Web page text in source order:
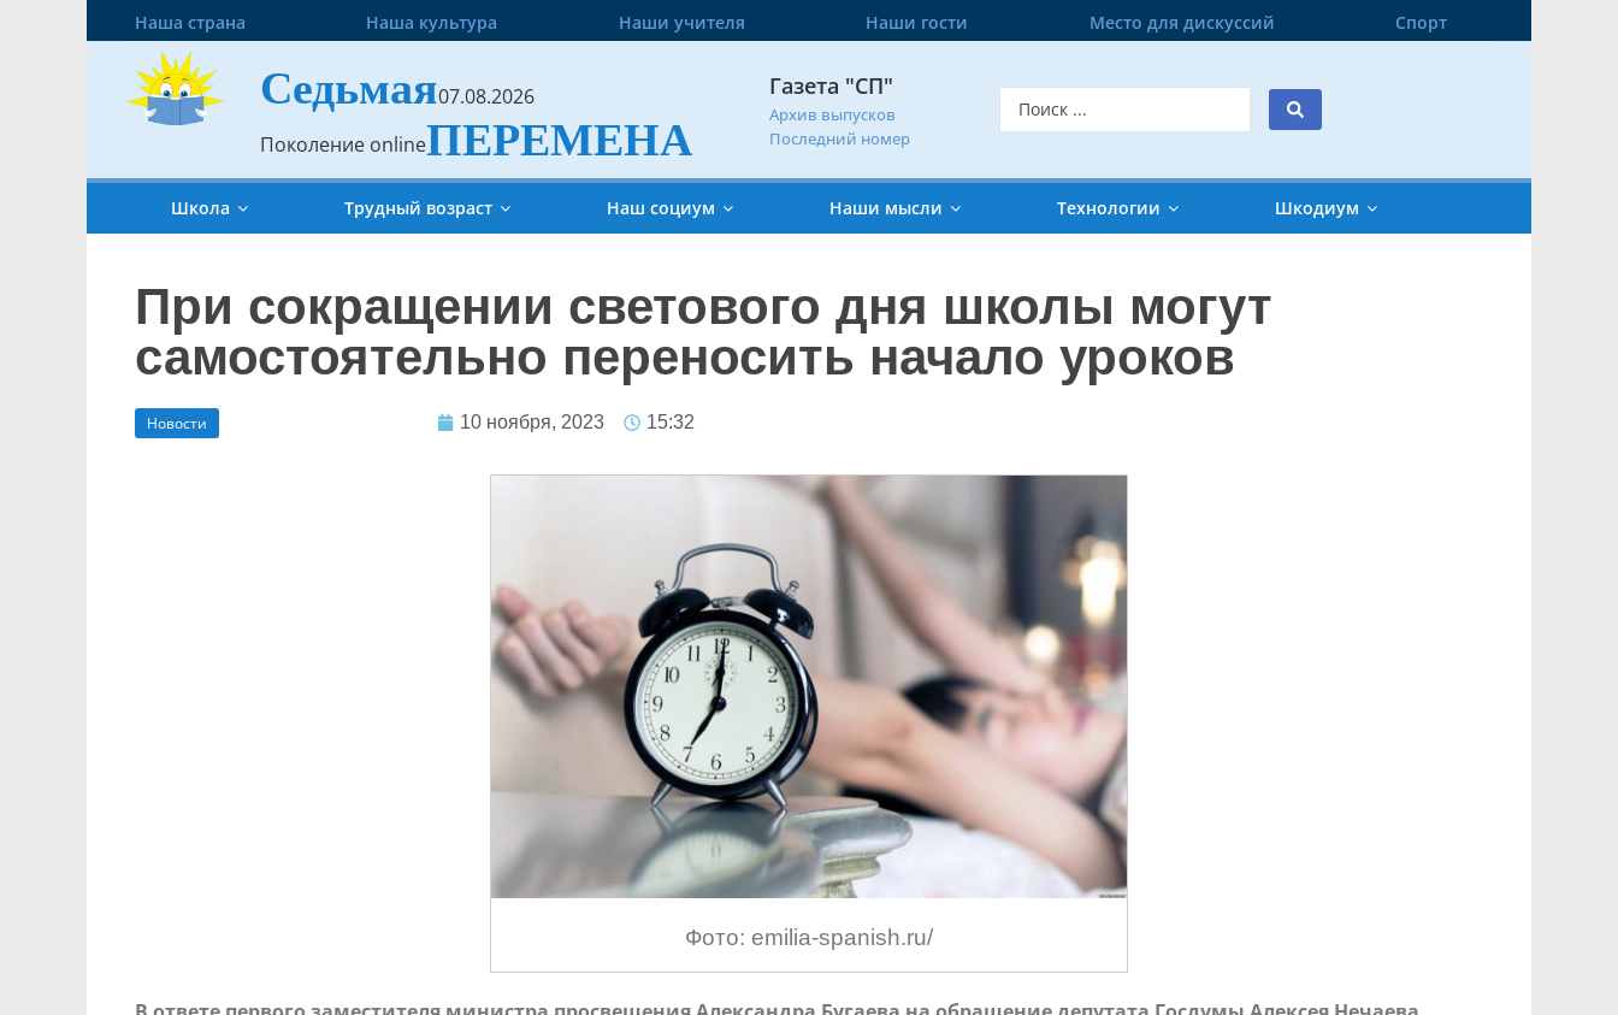
Наша страна Наша культура Наши учителя Наши гости Место для дискуссий Спорт
Седьмая07.08.2026
Поколение onlineПЕРЕМЕНА
Газета "СП"
Архив выпусков
Последний номер
Школа Трудный возраст Наш социум Наши мысли Технологии Шкодиум
При сокращении светового дня школы могут
самостоятельно переносить начало уроков
Новости 10 ноября, 2023 15:32
Фото: emilia-spanish.ru/